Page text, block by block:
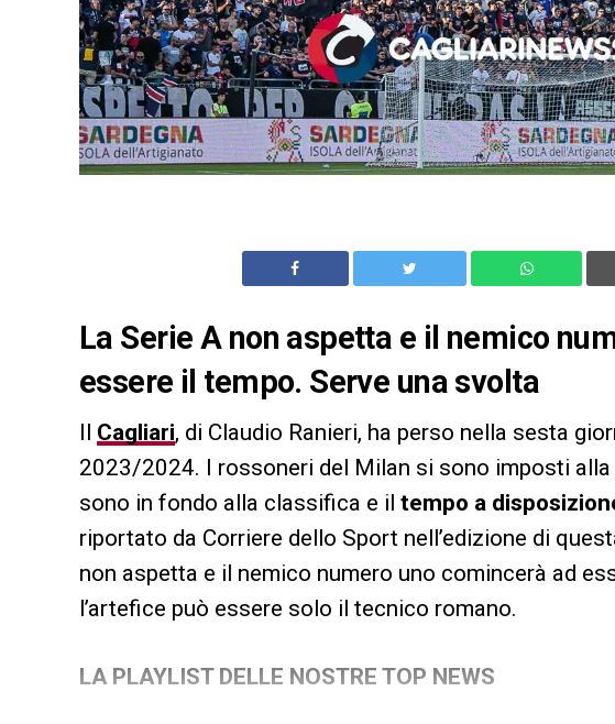
La Serie A non aspetta e il nemico
essere il tempo. Serve una svolta
Il Cagliari, di Claudio Ranieri, ha perso nella sesta
2023/2024. I rossoneri del Milan si sono imposti
sono in fondo alla classifica e il tempo a
riportato da Corriere dello Sport nell’edizione di
non aspetta e il nemico numero uno comincerà ad
l’artefice può essere solo il tecnico romano.
LA PLAYLIST DELLE NOSTRE TOP NEWS